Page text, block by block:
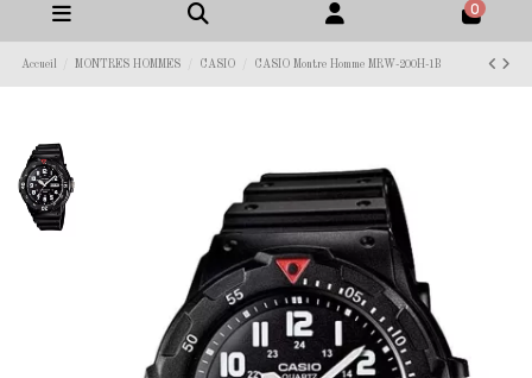
0
Accueil MONTRES HOMMES CASIO CASIO Montre Homme MRW-200H-1B